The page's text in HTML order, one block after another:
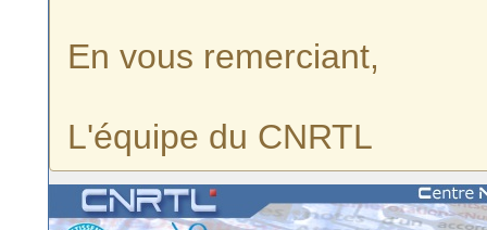
En vous remerciant,
L'équipe du CNRTL